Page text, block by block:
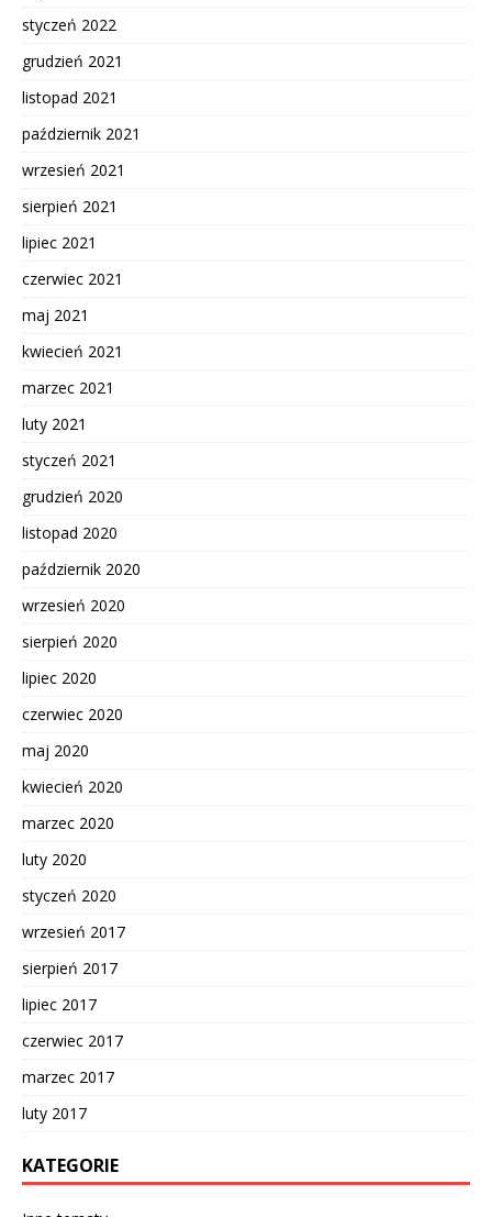
styczeń 2022
grudzień 2021
listopad 2021
październik 2021
wrzesień 2021
sierpień 2021
lipiec 2021
czerwiec 2021
maj 2021
kwiecień 2021
marzec 2021
luty 2021
styczeń 2021
grudzień 2020
listopad 2020
październik 2020
wrzesień 2020
sierpień 2020
lipiec 2020
czerwiec 2020
maj 2020
kwiecień 2020
marzec 2020
luty 2020
styczeń 2020
wrzesień 2017
sierpień 2017
lipiec 2017
czerwiec 2017
marzec 2017
luty 2017
KATEGORIE